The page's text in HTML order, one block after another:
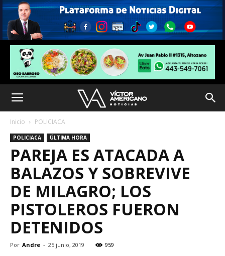
Inicio POLICIACA
POLICIACA ÚLTIMA HORA
PAREJA ES ATACADA A
BALAZOS Y SOBREVIVE
DE MILAGRO; LOS
PISTOLEROS FUERON
DETENIDOS
Por Andre - 25 junio, 2019 959